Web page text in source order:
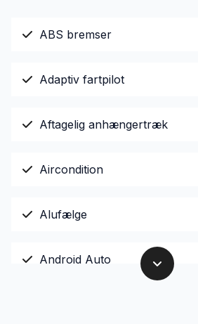
ABS bremser
Adaptiv fartpilot
Aftagelig anhængertræk
Aircondition
Alufælge
Android Auto